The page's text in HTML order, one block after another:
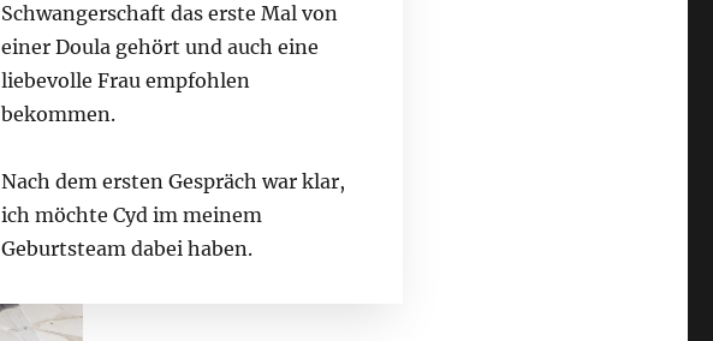
Schwangerschaft das erste Mal von
einer Doula gehört und auch eine
liebevolle Frau empfohlen
bekommen.
Nach dem ersten Gespräch war klar,
ich möchte Cyd im meinem
Geburtsteam dabei haben.